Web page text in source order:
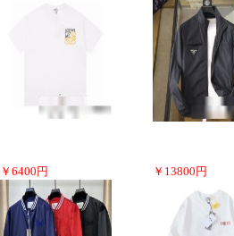
￥ 6400 円 ￥ 13800 円